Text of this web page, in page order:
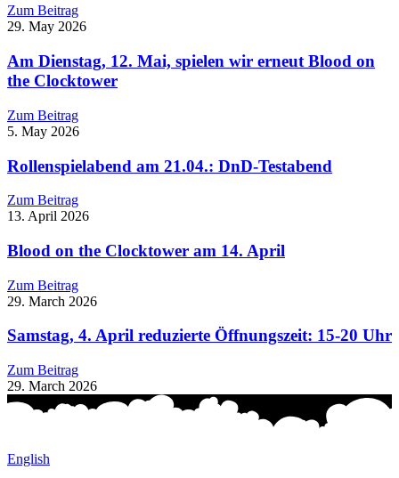
Zum Beitrag
29. May 2026
Am Dienstag, 12. Mai, spielen wir erneut Blood on
the Clocktower
Zum Beitrag
5. May 2026
Rollenspielabend am 21.04.: DnD-Testabend
Zum Beitrag
13. April 2026
Blood on the Clocktower am 14. April
Zum Beitrag
29. March 2026
Samstag, 4. April reduzierte Öffnungszeit: 15-20 Uhr
Zum Beitrag
29. March 2026
English